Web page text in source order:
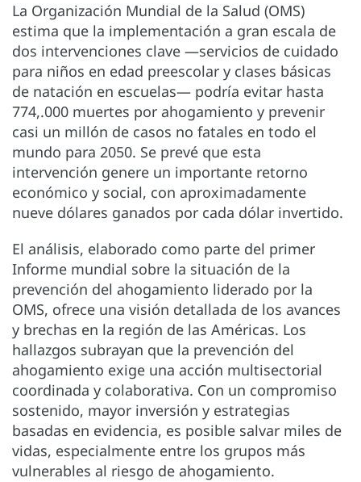
La Organización Mundial de la Salud (OMS)
estima que la implementación a gran escala de
dos intervenciones clave —servicios de cuidado
para niños en edad preescolar y clases básicas
de natación en escuelas— podría evitar hasta
774,.000 muertes por ahogamiento y prevenir
casi un millón de casos no fatales en todo el
mundo para 2050. Se prevé que esta
intervención genere un importante retorno
económico y social, con aproximadamente
nueve dólares ganados por cada dólar invertido.
El análisis, elaborado como parte del primer
Informe mundial sobre la situación de la
prevención del ahogamiento liderado por la
OMS, ofrece una visión detallada de los avances
y brechas en la región de las Américas. Los
hallazgos subrayan que la prevención del
ahogamiento exige una acción multisectorial
coordinada y colaborativa. Con un compromiso
sostenido, mayor inversión y estrategias
basadas en evidencia, es posible salvar miles de
vidas, especialmente entre los grupos más
vulnerables al riesgo de ahogamiento.